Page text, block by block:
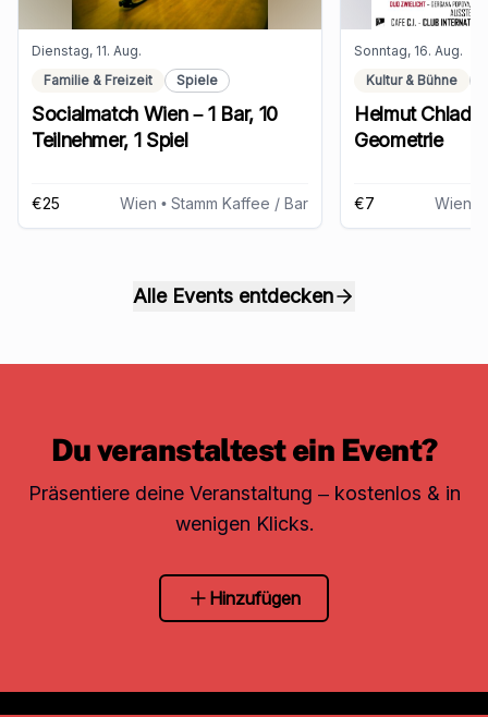
Dienstag, 11. Aug.
Familie & Freizeit
Spiele
Socialmatch Wien – 1 Bar, 10
Teilnehmer, 1 Spiel
€25 Wien • Stamm Kaffee / Bar
Sonntag, 16. Aug.
Kultur & Bühne
Helmut
Geometrie
€7 Wien
Alle Events entdecken
Du veranstaltest ein Event?
Präsentiere deine Veranstaltung – kostenlos & in
wenigen Klicks.
Hinzufügen